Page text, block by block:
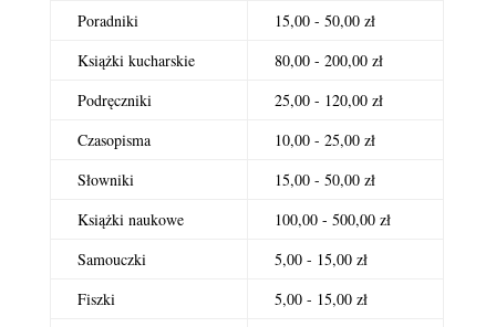
Poradniki
15,00 - 50,00 zł
Książki kucharskie
80,00 - 200,00 zł
Podręczniki
25,00 - 120,00 zł
Czasopisma
10,00 - 25,00 zł
Słowniki
15,00 - 50,00 zł
Książki naukowe
100,00 - 500,00 zł
Samouczki
5,00 - 15,00 zł
Fiszki
5,00 - 15,00 zł